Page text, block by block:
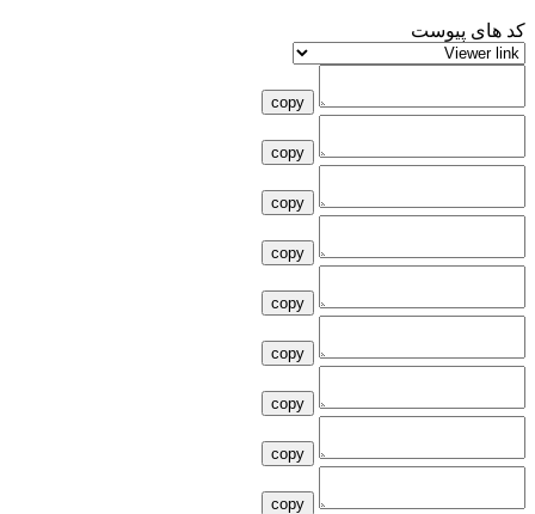
کد های پیوست
copy
copy
copy
copy
copy
copy
copy
copy
copy